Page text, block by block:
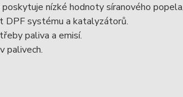
nízké hodnoty síranového
DPF systému a katalyzátorů.
paliva a emisí.
palivech.